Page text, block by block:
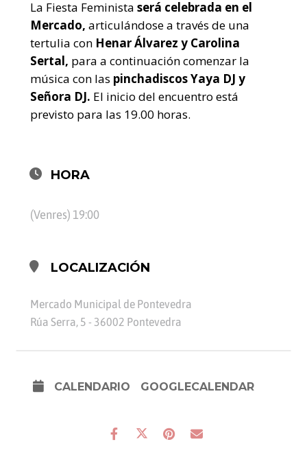
La Fiesta Feminista será celebrada en el
Mercado, articulándose a través de una
tertulia con Henar Álvarez y Carolina
Sertal, para a continuación comenzar la
música con las pinchadiscos Yaya DJ y
Señora DJ. El inicio del encuentro está
previsto para las 19.00 horas.
HORA
(Venres) 19:00
LOCALIZACIÓN
Mercado Municipal de Pontevedra
Rúa Serra, 5 - 36002 Pontevedra
CALENDARIO GOOGLECALENDAR